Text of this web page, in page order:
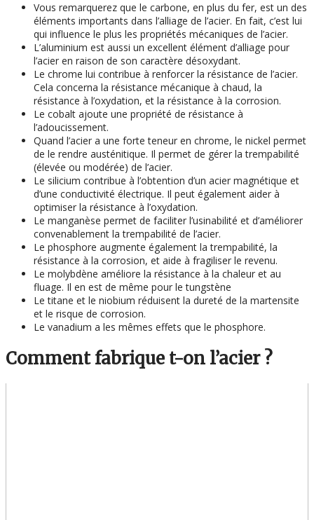
Vous remarquerez que le carbone, en plus du fer, est un des
éléments importants dans l’alliage de l’acier. En fait, c’est lui
qui influence le plus les propriétés mécaniques de l’acier.
L’aluminium est aussi un excellent élément d’alliage pour
l’acier en raison de son caractère désoxydant.
Le chrome lui contribue à renforcer la résistance de l’acier.
Cela concerna la résistance mécanique à chaud, la
résistance à l’oxydation, et la résistance à la corrosion.
Le cobalt ajoute une propriété de résistance à
l’adoucissement.
Quand l’acier a une forte teneur en chrome, le nickel permet
de le rendre austénitique. Il permet de gérer la trempabilité
(élevée ou modérée) de l’acier.
Le silicium contribue à l’obtention d’un acier magnétique et
d’une conductivité électrique. Il peut également aider à
optimiser la résistance à l’oxydation.
Le manganèse permet de faciliter l’usinabilité et d’améliorer
convenablement la trempabilité de l’acier.
Le phosphore augmente également la trempabilité, la
résistance à la corrosion, et aide à fragiliser le revenu.
Le molybdène améliore la résistance à la chaleur et au
fluage. Il en est de même pour le tungstène
Le titane et le niobium réduisent la dureté de la martensite
et le risque de corrosion.
Le vanadium a les mêmes effets que le phosphore.
Comment fabrique t-on l’acier ?